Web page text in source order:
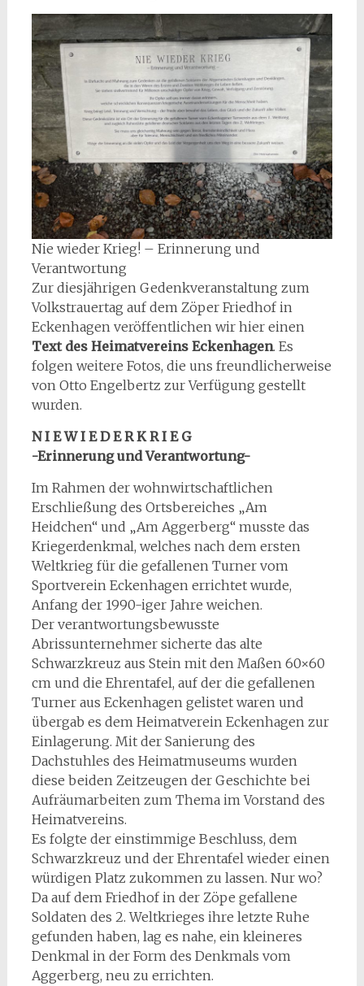
Nie wieder Krieg! – Erinnerung und
Verantwortung
Zur diesjährigen Gedenkveranstaltung zum
Volkstrauertag auf dem Zöper Friedhof in
Eckenhagen veröffentlichen wir hier einen
Text des Heimatvereins Eckenhagen. Es
folgen weitere Fotos, die uns freundlicherweise
von Otto Engelbertz zur Verfügung gestellt
wurden.
N I E W I E D E R K R I E G
-Erinnerung und Verantwortung-
Im Rahmen der wohnwirtschaftlichen
Erschließung des Ortsbereiches „Am
Heidchen“ und „Am Aggerberg“ musste das
Kriegerdenkmal, welches nach dem ersten
Weltkrieg für die gefallenen Turner vom
Sportverein Eckenhagen errichtet wurde,
Anfang der 1990-iger Jahre weichen.
Der verantwortungsbewusste
Abrissunternehmer sicherte das alte
Schwarzkreuz aus Stein mit den Maßen 60×60
cm und die Ehrentafel, auf der die gefallenen
Turner aus Eckenhagen gelistet waren und
übergab es dem Heimatverein Eckenhagen zur
Einlagerung. Mit der Sanierung des
Dachstuhles des Heimatmuseums wurden
diese beiden Zeitzeugen der Geschichte bei
Aufräumarbeiten zum Thema im Vorstand des
Heimatvereins.
Es folgte der einstimmige Beschluss, dem
Schwarzkreuz und der Ehrentafel wieder einen
würdigen Platz zukommen zu lassen. Nur wo?
Da auf dem Friedhof in der Zöpe gefallene
Soldaten des 2. Weltkrieges ihre letzte Ruhe
gefunden haben, lag es nahe, ein kleineres
Denkmal in der Form des Denkmals vom
Aggerberg, neu zu errichten.